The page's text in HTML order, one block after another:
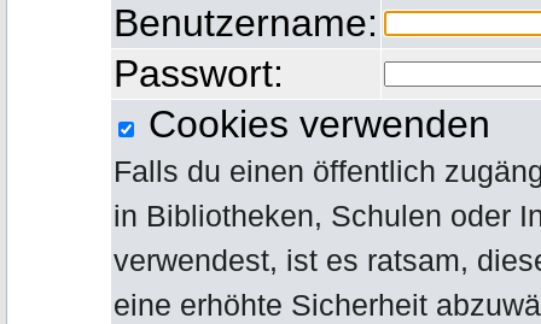
Benutzername:
Passwort:
Cookies verwenden
Falls du einen öffentlich
in Bibliotheken, Schulen oder
verwendest, ist es ratsam,
eine erhöhte Sicherheit